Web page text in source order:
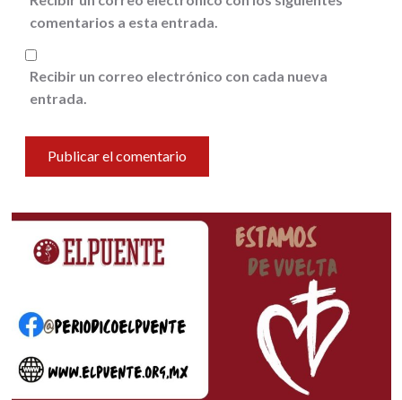
comentarios a esta entrada.
Recibir un correo electrónico con cada nueva
entrada.